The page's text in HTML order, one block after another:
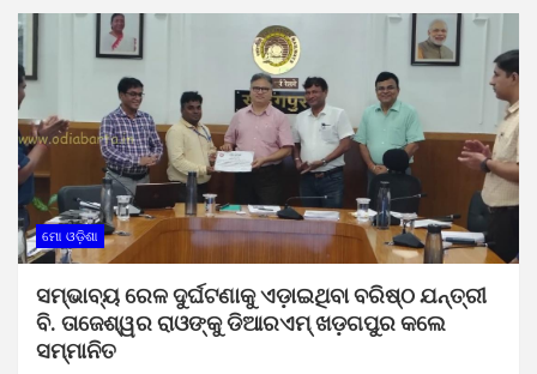
ମୋ ଓଡ଼ିଶା
ସମ୍ଭାବ୍ୟ ରେଳ ଦୁର୍ଘଟଣାକୁ ଏଡ଼ାଇଥିବା ବରିଷ୍ଠ ଯନ୍ତ୍ରୀ
ବି. ତାଜେଶ୍ୱର ରାଓଙ୍କୁ ଡିଆରଏମ୍ ଖଡ଼ଗପୁର କଲେ
ସମ୍ମାନିତ